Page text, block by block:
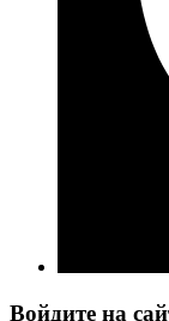
Войдите на